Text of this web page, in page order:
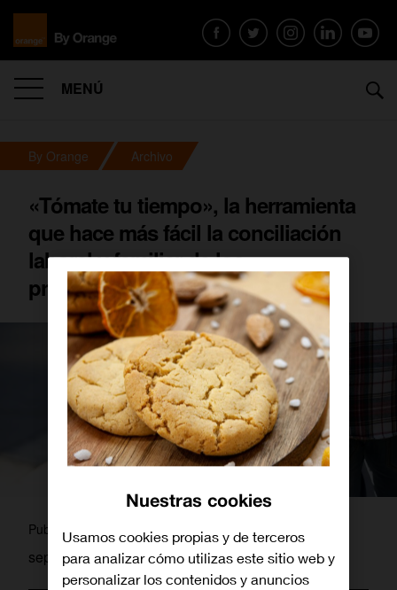
MENÚ
By Orange Archivo
«Tómate tu tiempo», la herramienta
que hace más fácil la conciliación
laboral y familiar de los
profesionales de Orange
Publicado por
septiembre 23, 2019
Nuestras cookies
Usamos cookies propias y de terceros
para analizar cómo utilizas este sitio web y
personalizar los contenidos y anuncios